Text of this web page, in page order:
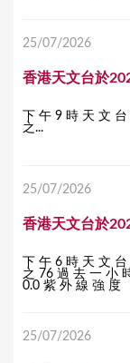
25/07/2026
香港天文台於
下 午 9 時 天 文
之...
25/07/2026
香港天文台於
下 午 6 時 天 文
之 76 過 去 一 小
0.0 紫 外 線 強 度
25/07/2026